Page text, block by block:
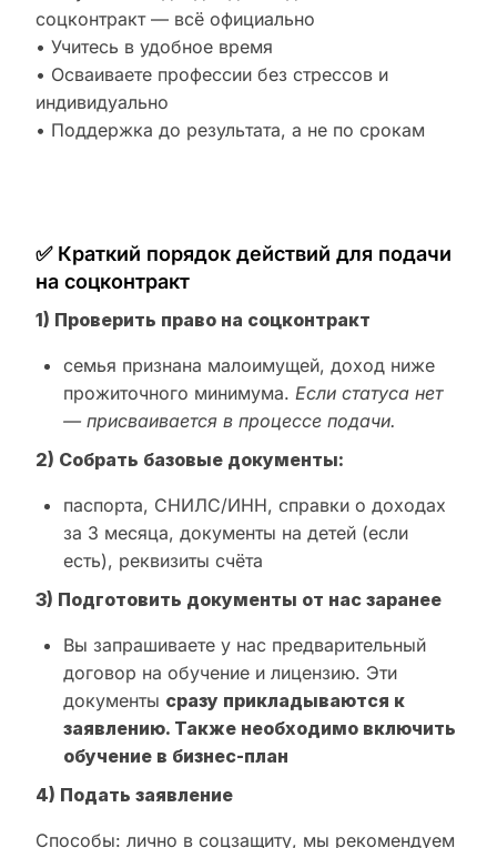
соцконтракт — всё официально
• Учитесь в удобное время
• Осваиваете профессии без стрессов и
индивидуально
• Поддержка до результата, а не по срокам
✅ Краткий порядок действий для подачи
на соцконтракт
1) Проверить право на соцконтракт
семья признана малоимущей, доход ниже
прожиточного минимума. Если статуса нет
— присваивается в процессе подачи.
2) Собрать базовые документы:
паспорта, СНИЛС/ИНН, справки о доходах
за 3 месяца, документы на детей (если
есть), реквизиты счёта
3) Подготовить документы от нас заранее
Вы запрашиваете у нас предварительный
договор на обучение и лицензию. Эти
документы сразу прикладываются к
заявлению. Также необходимо включить
обучение в бизнес-план
4) Подать заявление
Способы: лично в соцзащиту, мы рекомендуем